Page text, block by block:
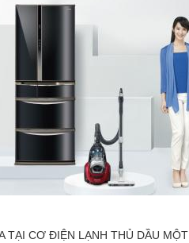
TẠI CƠ ĐIỆN LẠNH THỦ DẦU MỘT